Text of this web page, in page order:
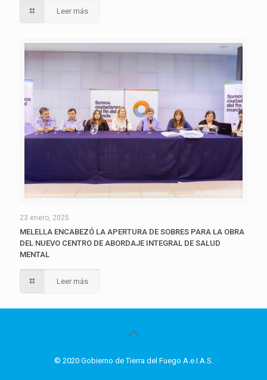
Leer más
23 enero, 2025
MELELLA ENCABEZÓ LA APERTURA DE SOBRES PARA LA OBRA
DEL NUEVO CENTRO DE ABORDAJE INTEGRAL DE SALUD
MENTAL
Leer más
© 2020 Gobierno de Tierra del Fuego A.e.I.A.S.